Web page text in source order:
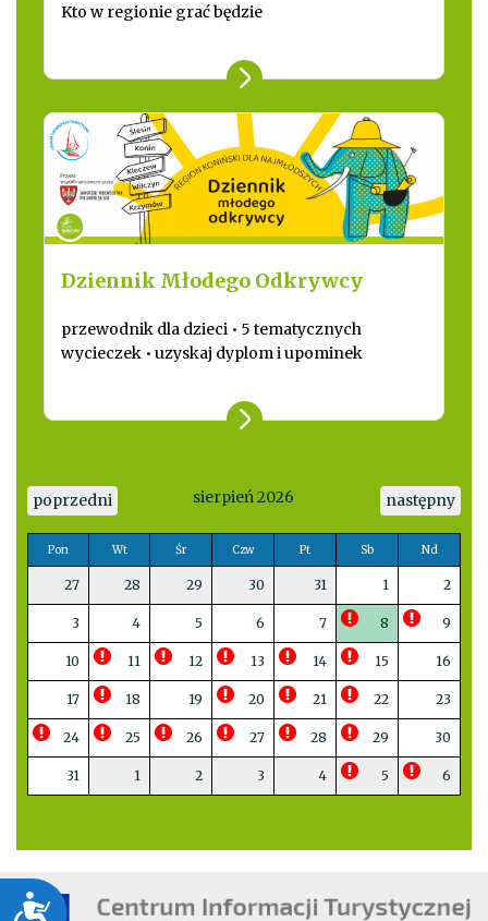
Dostępność
Kto w regionie grać będzie
Dziennik Młodego Odkrywcy
przewodnik dla dzieci • 5 tematycznych
wycieczek • uzyskaj dyplom i upominek
poprzedni sierpień 2026 następny
Pon Wt Śr Czw Pt Sb Nd
27 28 29 30 31 1 2
3 4 5 6 7 8 9
10 11 12 13 14 15 16
17 18 19 20 21 22 23
24 25 26 27 28 29 30
31 1 2 3 4 5 6